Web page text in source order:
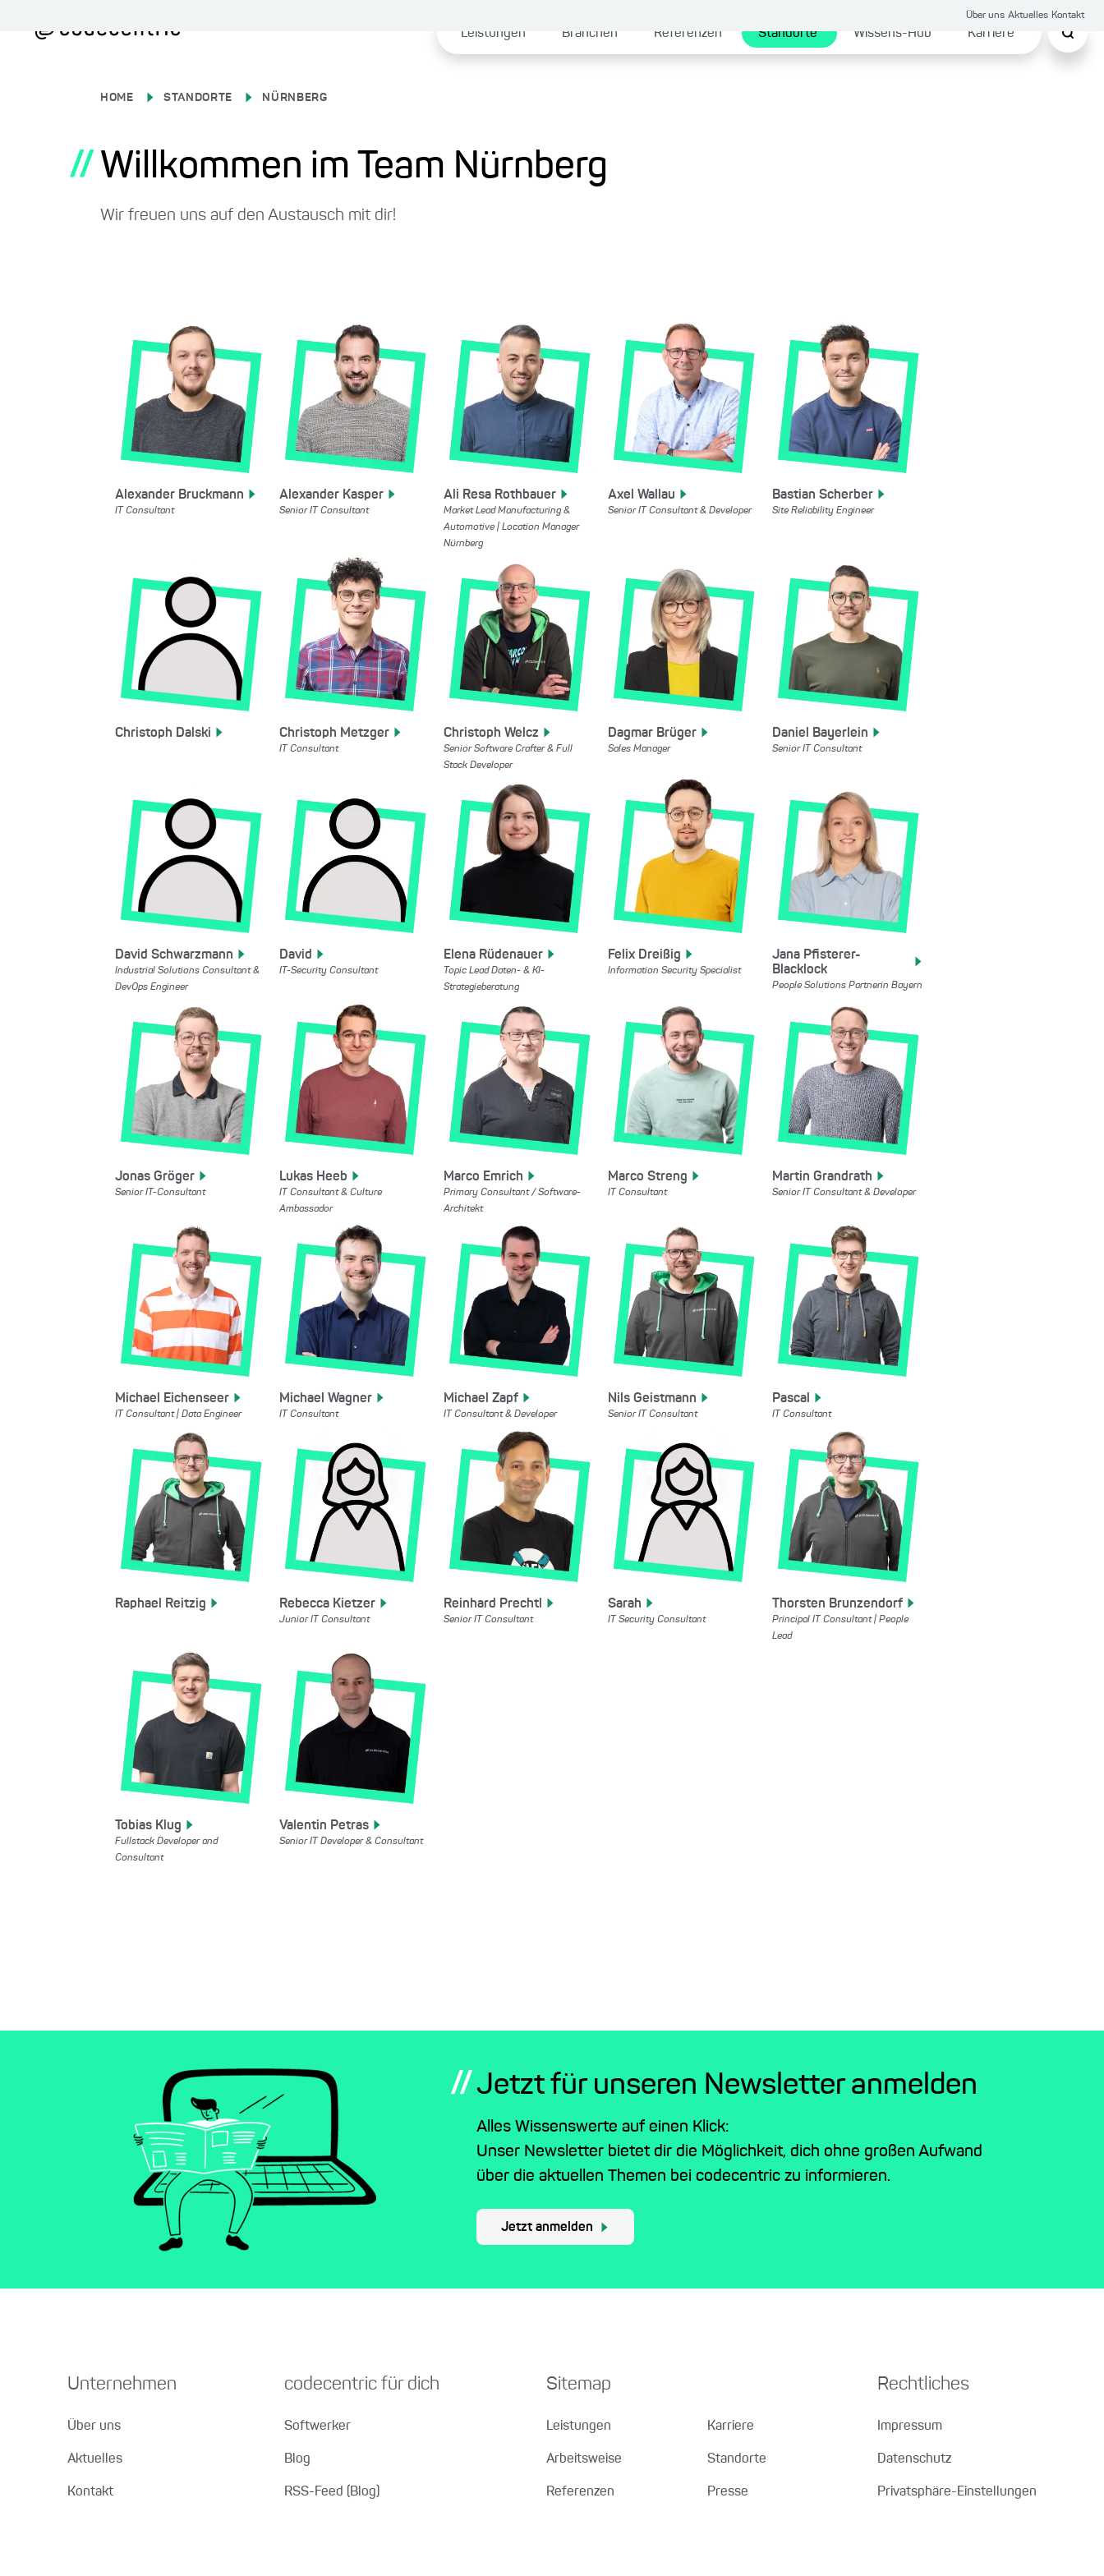
Über uns Aktuelles Kontakt
Leistungen Branchen Referenzen Standorte Wissens-Hub Karriere
HOME STANDORTE NÜRNBERG
// Willkommen im Team Nürnberg
Wir freuen uns auf den Austausch mit dir!
Alexander Bruckmann
IT Consultant
Alexander Kasper
Senior IT Consultant
Ali Resa Rothbauer
Market Lead Manufacturing &
Automotive | Location Manager
Nürnberg
Axel Wallau
Senior IT Consultant & Developer
Bastian Scherber
Site Reliability Engineer
Christoph Dalski Christoph Metzger
IT Consultant
Christoph Welcz
Senior Software Crafter & Full
Stack Developer
Dagmar Brüger
Sales Manager
Daniel Bayerlein
Senior IT Consultant
David Schwarzmann
Industrial Solutions Consultant &
DevOps Engineer
David
IT-Security Consultant
Elena Rüdenauer
Topic Lead Daten- & KI-
Strategieberatung
Felix Dreißig
Information Security Specialist
Jana Pfisterer-
Blacklock
People Solutions Partnerin Bayern
Jonas Gröger
Senior IT-Consultant
Lukas Heeb
IT Consultant & Culture
Ambassador
Marco Emrich
Primary Consultant / Software-
Architekt
Marco Streng
IT Consultant
Martin Grandrath
Senior IT Consultant & Developer
Michael Eichenseer
IT Consultant | Data Engineer
Michael Wagner
IT Consultant
Michael Zapf
IT Consultant & Developer
Nils Geistmann
Senior IT Consultant
Pascal
IT Consultant
Raphael Reitzig Rebecca Kietzer
Junior IT Consultant
Reinhard Prechtl
Senior IT Consultant
Sarah
IT Security Consultant
Thorsten Brunzendorf
Principal IT Consultant | People
Lead
Tobias Klug
Fullstack Developer and
Consultant
Valentin Petras
Senior IT Developer & Consultant
//Jetzt für unseren Newsletter anmelden
Alles Wissenswerte auf einen Klick:
Unser Newsletter bietet dir die Möglichkeit, dich ohne großen Aufwand
über die aktuellen Themen bei codecentric zu informieren.
Jetzt anmelden
Unternehmen
Über uns
Aktuelles
Kontakt
codecentric für dich
Softwerker
Blog
RSS-Feed (Blog)
Sitemap
Leistungen
Arbeitsweise
Referenzen
Karriere
Standorte
Presse
Rechtliches
Impressum
Datenschutz
Privatsphäre-Einstellungen